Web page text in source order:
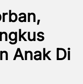
Anak Di